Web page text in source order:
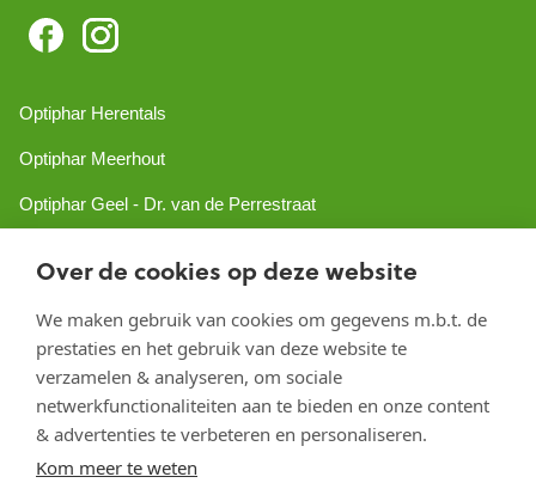
Over de cookies op deze website
We maken gebruik van cookies om gegevens m.b.t. de
prestaties en het gebruik van deze website te
verzamelen & analyseren, om sociale
netwerkfunctionaliteiten aan te bieden en onze content
& advertenties te verbeteren en personaliseren.
Kom meer te weten
Optiphar Herentals
Optiphar Meerhout
Optiphar Geel - Dr. van de Perrestraat
Optiphar Mol
Copyright 2026 optiphar.com. Alle rechten voorbehouden